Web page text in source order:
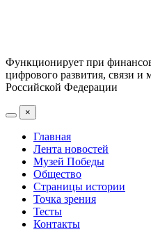
Функционирует при
цифрового развития, связи
Российской Федерации
×
Главная
Лента новостей
Музей Победы
Общество
Страницы истории
Точка зрения
Тесты
Контакты